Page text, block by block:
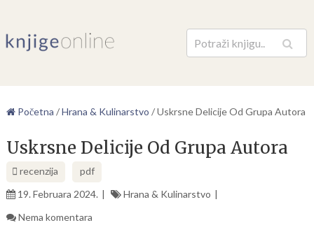
Pretraga
Početna /Hrana & Kulinarstvo /Uskrsne Delicije Od Grupa Autora
Uskrsne Delicije Od Grupa Autora
recenzija
pdf
19. Februara 2024.
Hrana & Kulinarstvo
Nema komentara